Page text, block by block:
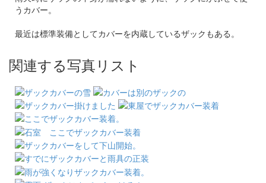
うカバー。
最近は標準装備としてカバーを内蔵しているザックもある。
関連する写真リスト